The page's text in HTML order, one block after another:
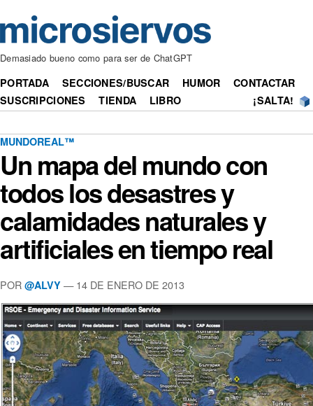
Demasiado bueno como para ser de ChatGPT
PORTADA SECCIONES/BUSCAR HUMOR
CONTACTAR
SUSCRIPCIONES
TIENDA LIBRO ¡SALTA!
MUNDOREAL™
Un mapa del mundo con
todos los desastres y
calamidades naturales y
artificiales en tiempo real
POR @ALVY — 14 DE ENERO DE 2013